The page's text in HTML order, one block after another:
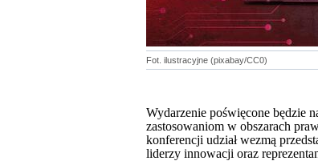
Fot. ilustracyjne (pixabay/CC0)
Wydarzenie poświęcone będzie
zastosowaniom w obszarach
konferencji udział wezmą
liderzy innowacji oraz